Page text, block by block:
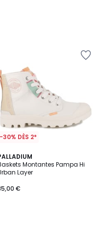
-30% DÈS 2*
Montantes Pampa Hi
Layer
€